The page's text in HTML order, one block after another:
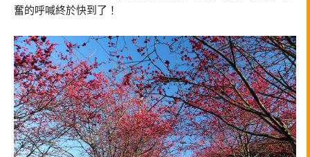
奮的呼喊終於快到了！